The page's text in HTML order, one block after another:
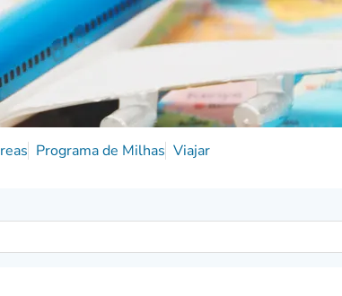
Programa de Milhas Viajar